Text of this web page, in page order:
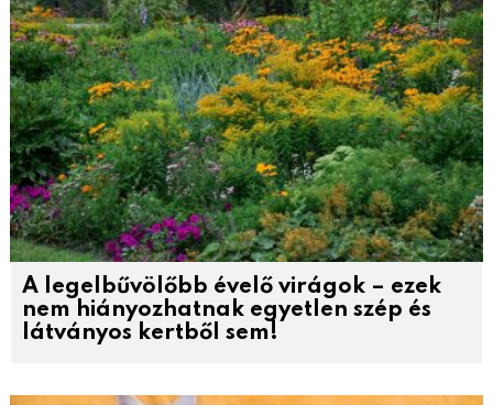
A legelbűvölőbb évelő virágok – ezek
nem hiányozhatnak egyetlen szép és
látványos kertből sem!